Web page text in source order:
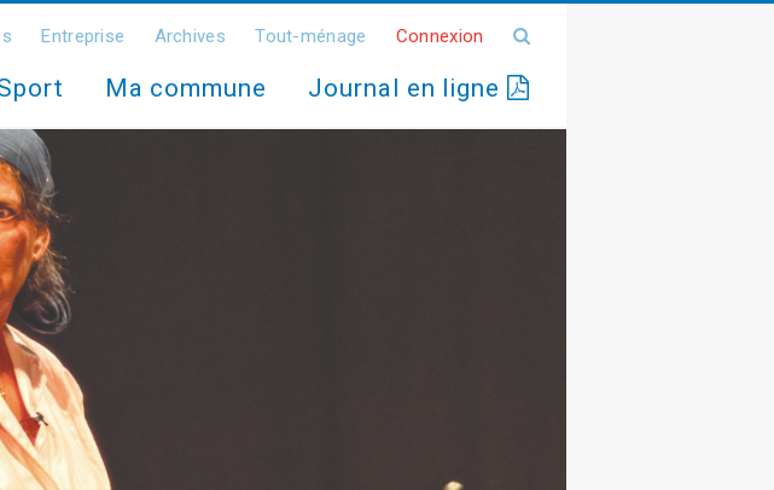
Entreprise Archives Tout-ménage Connexion
Ma commune Journal en ligne